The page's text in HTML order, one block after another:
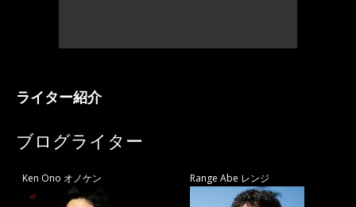
ライター紹介
ブログライター
Ken Ono オノケン Range Abe レンジ